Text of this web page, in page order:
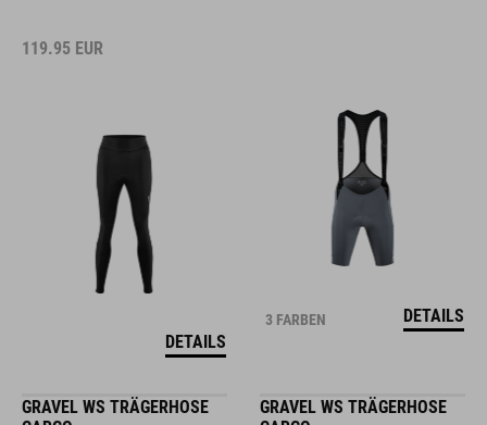
119.95 EUR
DETAILS
3 FARBEN DETAILS
GRAVEL WS TRÄGERHOSE
GRAVEL WS TRÄGERHOSE